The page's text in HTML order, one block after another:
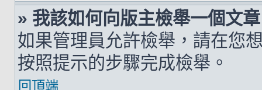
» 我該如何向版主檢舉一個文
如果管理員允許檢舉，請在您
按照提示的步驟完成檢舉。
回頂端